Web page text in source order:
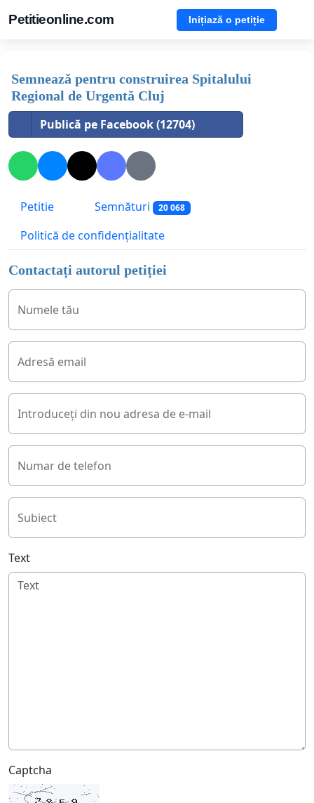
Petitieonline.com Inițiază o petiție
Semnează pentru construirea Spitalului
Regional de Urgentă Cluj
Publică pe Facebook (12704)
Petitie Semnături 20 068
Politică de confidențialitate
Contactați autorul petiției
Numele tău
Adresă email
Introduceți din nou adresa de e-mail
Numar de telefon
Subiect
Text
Captcha